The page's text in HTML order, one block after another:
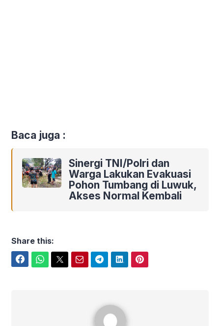
Baca juga :
Sinergi TNI/Polri dan
Warga Lakukan Evakuasi
Pohon Tumbang di Luwuk,
Akses Normal Kembali
Share this: